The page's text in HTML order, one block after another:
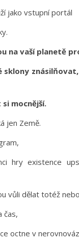
jako vstupní portál
na vaší planetě
sklony
mocnější.
jen Země.
hry existence
vůli dělat totéž
čas,
octne v